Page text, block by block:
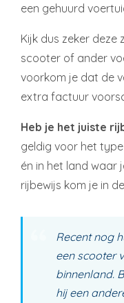
een gehuurd
Kijk dus zeker deze
scooter of ander
voorkom je dat de
extra factuur
Heb je het juiste
geldig voor het
én in het land waar
rijbewijs kom je in
Recent nog
een scooter
binnenland.
hij een